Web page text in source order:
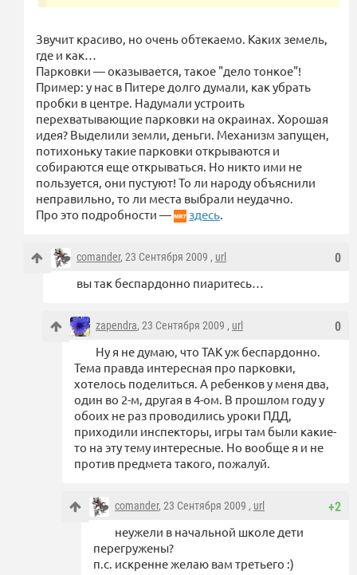
Звучит красиво, но очень обтекаемо. Каких земель,
где и как…
Парковки — оказывается, такое "дело тонкое"!
Пример: у нас в Питере долго думали, как убрать
пробки в центре. Надумали устроить
перехватывающие парковки на окраинах. Хорошая
идея? Выделили земли, деньги. Механизм запущен,
потихоньку такие парковки открываются и
собираются еще открываться. Но никто ими не
пользуется, они пустуют! То ли народу объяснили
неправильно, то ли места выбрали неудачно.
Про это подробности —
здесь.
0
comander, 23 Сентября 2009 , url
вы так беспардонно пиаритесь…
0
zapendra, 23 Сентября 2009 , url
Ну я не думаю, что ТАК уж беспардонно.
Тема правда интересная про парковки,
хотелось поделиться. А ребенков у меня два,
один во 2-м, другая в 4-ом. В прошлом году у
обоих не раз проводились уроки ПДД,
приходили инспекторы, игры там были какие-
то на эту тему интересные. Но вообще я и не
против предмета такого, пожалуй.
+2
comander, 23 Сентября 2009 , url
неужели в начальной школе дети
перегружены?
п.с. искренне желаю вам третьего :)